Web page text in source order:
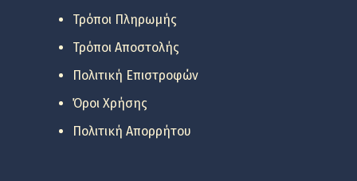
Τρόποι Πληρωμής
Τρόποι Αποστολής
Πολιτική Επιστροφών
Όροι Χρήσης
Πολιτική Απορρήτου